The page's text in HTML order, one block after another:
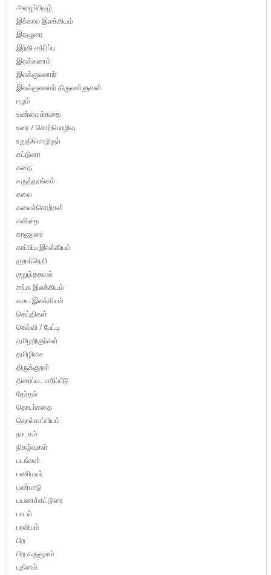
அழைப்பிதழ்
இக்கால இலக்கியம்
இதழுரை
இந்தி எதிர்ப்பு
இலக்கணம்
இலக்குவனார்
இலக்குவனார் திருவள்ளுவன்
ஈழம்
உண்மைக்கதை
உரை / சொற்பொழிவு
உறுதிமொழிஞர்
கட்டுரை
கதை
கருத்தரங்கம்
கலை
கலைச்சொற்கள்
கவிதை
காணுரை
காப்பிய இலக்கியம்
குறள்நெறி
குறுந்தகவல்
சங்க இலக்கியம்
சமய இலக்கியம்
செய்திகள்
செவ்வி / பேட்டி
தமிழறிஞர்கள்
தமிழிசை
திருக்குறள்
திரைப்பட மதிப்பீடு
தேர்தல்
தொடர்கதை
தொல்காப்பியம்
நாடகம்
நிகழ்வுகள்
படங்கள்
பணிமலர்
பண்பாடு
பயணக்கட்டுரை
பாடல்
பாவியம்
பிற
பிற கருவூலம்
புதினம்